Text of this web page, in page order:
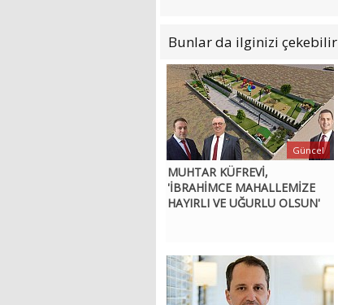
Bunlar da ilginizi çekebilir
MUHTAR KÜFREVİ,
'İBRAHİMCE MAHALLEMİZE
HAYIRLI VE UĞURLU OLSUN'
Güncel